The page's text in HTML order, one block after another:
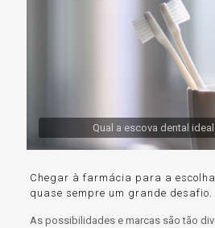
Qual a escova dental
Chegar à farmácia para a
quase sempre um grande desafio.
As possibilidades e marcas são tão